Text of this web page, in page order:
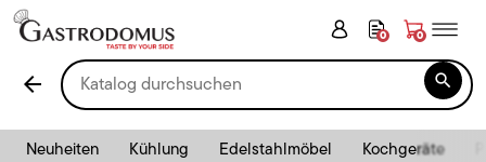
0 0
arrow_back 
Neuheiten Kühlung Edelstahlmöbel Kochgeräte